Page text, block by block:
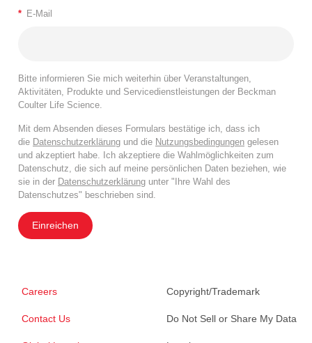
* E-Mail
Bitte informieren Sie mich weiterhin über Veranstaltungen,
Aktivitäten, Produkte und Servicedienstleistungen der Beckman
Coulter Life Science.
Mit dem Absenden dieses Formulars bestätige ich, dass ich
die Datenschutzerklärung und die Nutzungsbedingungen gelesen
und akzeptiert habe. Ich akzeptiere die Wahlmöglichkeiten zum
Datenschutz, die sich auf meine persönlichen Daten beziehen, wie
sie in der Datenschutzerklärung unter "Ihre Wahl des
Datenschutzes" beschrieben sind.
Einreichen
Careers
Contact Us
Copyright/Trademark
Do Not Sell or Share My Data